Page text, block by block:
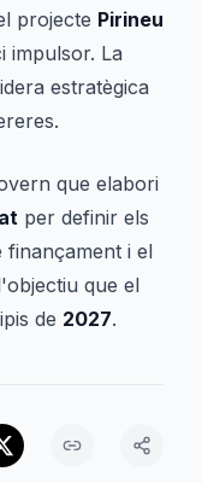
projecte Pirineu
impulsor. La
estratègica
que elabori
per definir els
finançament i el
que el
de 2027.